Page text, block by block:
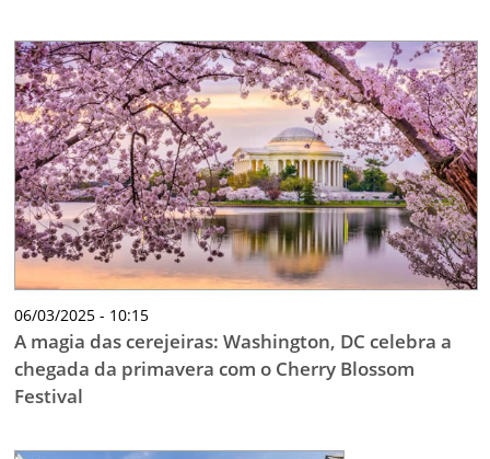
06/03/2025 - 10:15
A magia das cerejeiras: Washington, DC celebra a
chegada da primavera com o Cherry Blossom
Festival